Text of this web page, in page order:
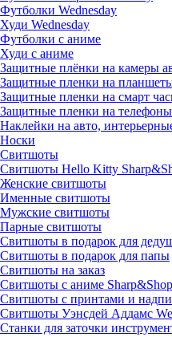
Футболки Wednesday
Худи Wednesday
Футболки с аниме
Худи с аниме
Защитные плёнки на камеры
Защитные пленки на
Защитные пленки на смарт
Защитные пленки на телефоны
Наклейки на авто,
Носки
Свитшоты
Cвитшоты Hello Kitty
Женские свитшоты
Именные свитшоты
Мужские свитшоты
Парные свитшоты
Свитшоты в подарок для
Свитшоты в подарок для папы
Свитшоты на заказ
Свитшоты с аниме Sharp&Shop
Свитшоты с принтами и
Свитшоты Уэнсдей Аддамс
Станки для заточки